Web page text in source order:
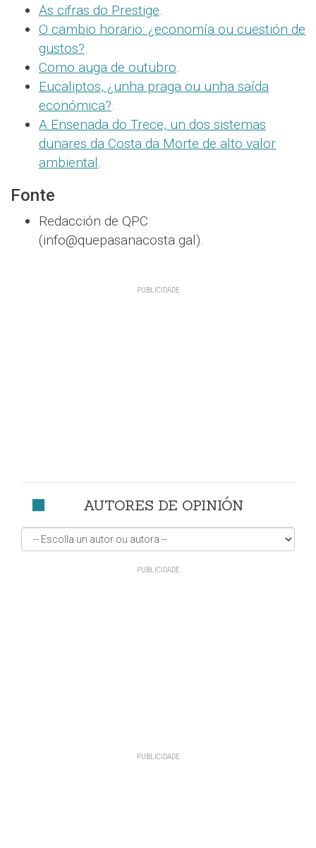
As cifras do Prestige.
O cambio horario: ¿economía ou cuestión de
gustos?.
Como auga de outubro.
Eucaliptos, ¿unha praga ou unha saída
económica?.
A Ensenada do Trece, un dos sistemas
dunares da Costa da Morte de alto valor
ambiental.
Fonte
Redacción de QPC
(info@quepasanacosta.gal).
AUTORES DE OPINIÓN